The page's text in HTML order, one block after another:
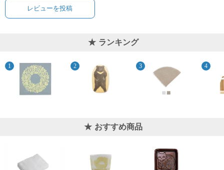
レビューを投稿
ランキング
おすすめ商品